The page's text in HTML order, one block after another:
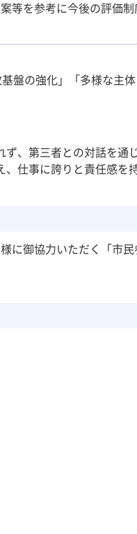
等を参考に今後の評価制
盤の強化」「多様な主
、第三者との対話を通
仕事に誇りと責任感を
に御協力いただく「市